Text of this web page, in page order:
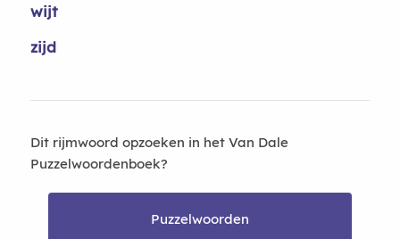
wijt
zijd
Dit rijmwoord opzoeken in het Van Dale
Puzzelwoordenboek?
Puzzelwoorden